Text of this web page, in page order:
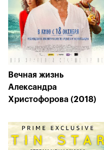
Вечная жизнь
Александра
Христофорова (2018)